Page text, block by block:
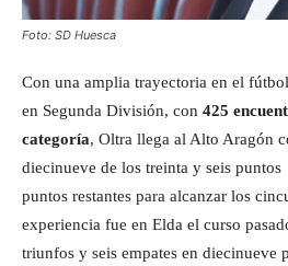
Foto: SD Huesca
Con una amplia trayectoria en el
en Segunda División, con 425
categoría, Oltra llega al Alto Aragón
diecinueve de los treinta y seis puntos
puntos restantes para alcanzar los
experiencia fue en Elda el curso
triunfos y seis empates en diecinueve